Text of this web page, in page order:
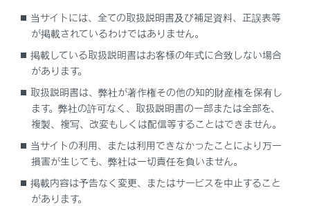
ヒューズの点検・交換をするには
合わせて見られているページ
タイヤについて
当サイトには、全ての取扱説明書及び補足資料、正誤表等
が掲載されているわけではありません。
掲載している取扱説明書はお客様の年式に合致しない場合
があります。
取扱説明書は、弊社が著作権その他の知的財産権を保有し
ます。弊社の許可なく、取扱説明書の一部または全部を、
複製、複写、改変もしくは配信等することはできません。
当サイトの利用、または利用できなかったことにより万一
損害が生じても、弊社は一切責任を負いません。
掲載内容は予告なく変更、またはサービスを中止すること
があります。